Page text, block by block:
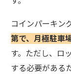
コインパーキン
第で、月極駐車
す。ただし、ロ
する必要がある